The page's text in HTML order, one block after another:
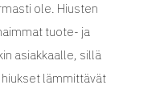
ole. Hiusten
tuote- ja
asiakkaalle, sillä
lämmittävät